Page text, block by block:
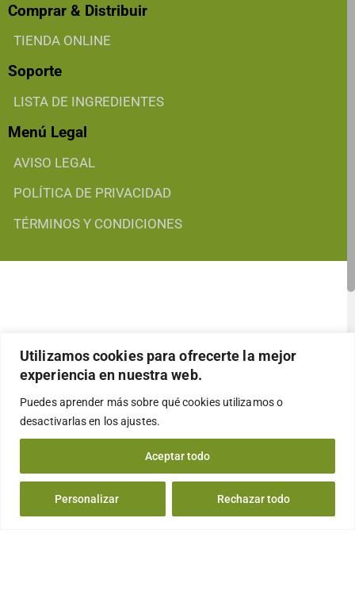
Utilizamos cookies para ofrecerte la mejor
experiencia en nuestra web.
Puedes aprender más sobre qué cookies utilizamos o
desactivarlas en losajustes.
Personalizar Rechazar todo
Aceptar todo
Comprar & Distribuir
TIENDA ONLINE
Soporte
LISTA DE INGREDIENTES
Menú Legal
AVISO LEGAL
POLÍTICA DE PRIVACIDAD
TÉRMINOS Y CONDICIONES